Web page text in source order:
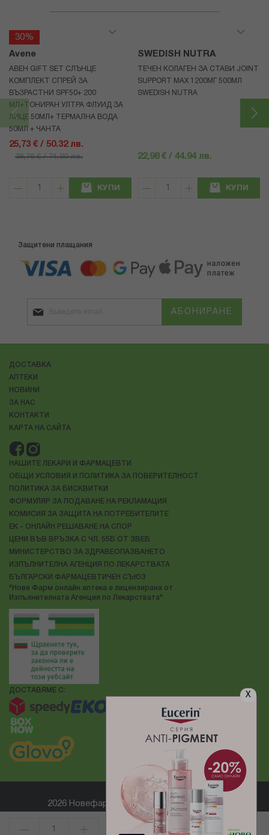
X
КУПИ
30%
Avene
АВЕН GIFT SET СЛЪНЦЕ
КОМПЛЕКТ СПРЕЙ ЗА
ВЪЗРАСТНИ SPF50+ 200
МЛ+ТОНИРАН УЛТРА ФЛУИД ЗА
ЛИЦЕ 50МЛ+ ТЕРМАЛНА ВОДА
50МЛ + ЧАНТА
25,73 € / 50.32 лв.
36,76 € / 71.90 лв.
КУПИ
SWEDISH NUTRA
ТЕЧЕН КОЛАГЕН ЗА СТАВИ JOINT
SUPPORT MAX 1200МГ 500МЛ
SWEDISH NUTRA
22,98 € / 44.94 лв.
КУПИ
Защитени плащания
АБОНИРАНЕ
ДОСТАВКА
АПТЕКИ
НОВИНИ
ЗА НАС
КОНТАКТИ
КАРТА НА САЙТА
НАШИТЕ ЛЕКАРИ И ФАРМАЦЕВТИ
ОБЩИ УСЛОВИЯ И ПОЛИТИКА ЗА ПОВЕРИТЕЛНОСТ
ПОЛИТИКА ЗА БИСКВИТКИ
ФОРМУЛЯР ЗА ПОДАВАНЕ НА РЕКЛАМАЦИЯ
КОМИСИЯ ЗА ЗАЩИТА НА ПОТРЕБИТЕЛИТЕ
ЕК - ОНЛАЙН РЕШАВАНЕ НА СПОР
ЦЕНИ ВЪВ ВРЪЗКА С ЧЛ. 55Б ОТ ЗВЕБ
МИНИСТЕРСТВО ЗА ЗДРАВЕОПАЗВАНЕТО
ИЗПЪЛНИТЕЛНА АГЕНЦИЯ ПО ЛЕКАРСТВАТА
БЪЛГАРСКИ ФАРМАЦЕВТИЧЕН СЪЮЗ
"Нове Фарм онлайн аптека е лицензирана от
Изпълнителната Агенция по Лекарствата"
ДОСТАВЯМЕ С:
2026 Новефарм ® Всички права запазени
Електронен магазин